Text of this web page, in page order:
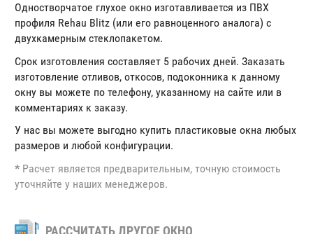
Одностворчатое глухое окно изготавливается из ПВХ
профиля Rehau Blitz (или его равноценного аналога) с
двухкамерным стеклопакетом.
Срок изготовления составляет 5 рабочих дней. Заказать
изготовление отливов, откосов, подоконника к данному
окну вы можете по телефону, указанному на сайте или в
комментариях к заказу.
У нас вы можете выгодно купить пластиковые окна любых
размеров и любой конфигурации.
* Расчет является предварительным, точную стоимость
уточняйте у наших менеджеров.
РАССЧИТАТЬ ДРУГОЕ ОКНО